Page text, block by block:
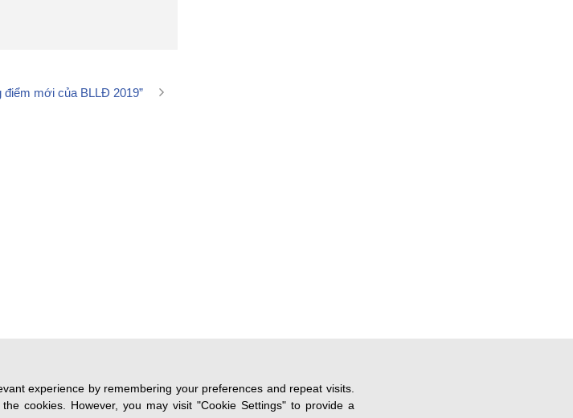
điểm mới của BLLĐ 2019”
experience by remembering your preferences and repeat visits.
cookies. However, you may visit "Cookie Settings" to provide a